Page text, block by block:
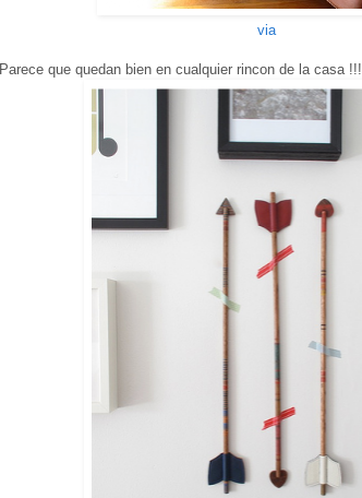
via
Parece que quedan bien en cualquier rincon de la casa !!!